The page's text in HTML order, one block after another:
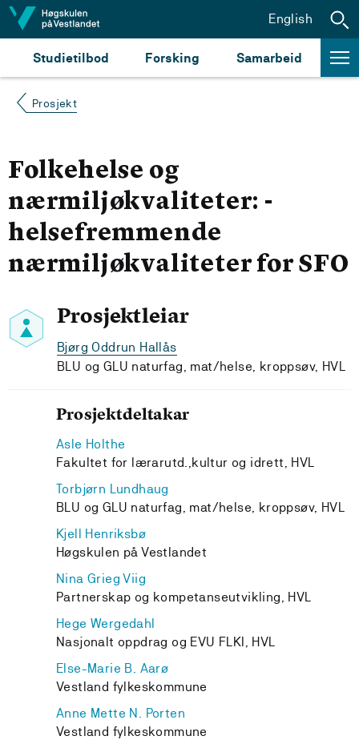
Hopp til innhald
Studietilbod Forsking Samarbeid
English
Prosjekt
Folkehelse og
nærmiljøkvaliteter: -
helsefremmende
nærmiljøkvaliteter for SFO
Prosjektleiar
Bjørg Oddrun Hallås
BLU og GLU naturfag, mat/helse, kroppsøv, HVL
Prosjektdeltakar
Asle Holthe
Fakultet for lærarutd.,kultur og idrett, HVL
Torbjørn Lundhaug
BLU og GLU naturfag, mat/helse, kroppsøv, HVL
Kjell Henriksbø
Høgskulen på Vestlandet
Nina Grieg Viig
Partnerskap og kompetanseutvikling, HVL
Hege Wergedahl
Nasjonalt oppdrag og EVU FLKI, HVL
Else-Marie B. Aarø
Vestland fylkeskommune
Anne Mette N. Porten
Vestland fylkeskommune